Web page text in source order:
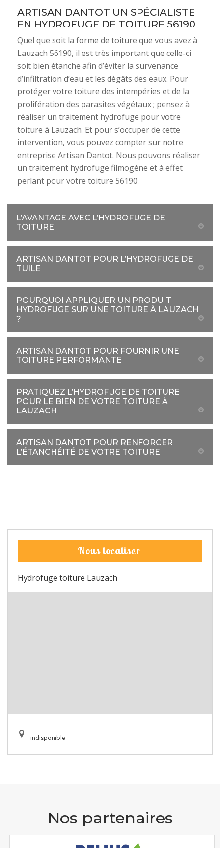
ARTISAN DANTOT UN SPÉCIALISTE
EN HYDROFUGE DE TOITURE 56190
Quel que soit la forme de toiture que vous avez à
Lauzach 56190, il est très important que celle-ci
soit bien étanche afin d’éviter la survenance
d’infiltration d’eau et les dégâts des eaux. Pour
protéger votre toiture des intempéries et de la
prolifération des parasites végétaux ; pensez à
réaliser un traitement hydrofuge pour votre
toiture à Lauzach. Et pour s’occuper de cette
intervention, vous pouvez compter sur notre
entreprise Artisan Dantot. Nous pouvons réaliser
un traitement hydrofuge filmogène et à effet
perlant pour votre toiture 56190.
L’AVANTAGE AVEC L’HYDROFUGE DE
TOITURE
ARTISAN DANTOT POUR L’HYDROFUGE DE
TUILE
POURQUOI APPLIQUER UN PRODUIT
HYDROFUGE SUR UNE TOITURE À LAUZACH
?
ARTISAN DANTOT POUR FOURNIR UNE
TOITURE PERFORMANTE
PRATIQUEZ L’HYDROFUGE DE TOITURE
POUR LE BIEN DE VOTRE TOITURE À
LAUZACH
ARTISAN DANTOT POUR RENFORCER
L’ÉTANCHÉITÉ DE VOTRE TOITURE
Nous localiser
Hydrofuge toiture Lauzach
indisponible
Nos partenaires